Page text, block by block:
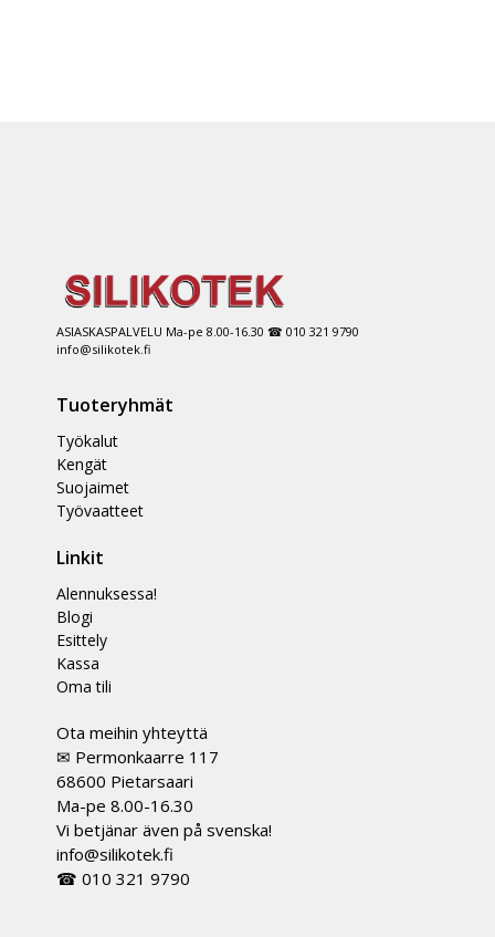
ASIASKASPALVELU Ma-pe 8.00-16.30 ☎ 010 321 9790
info@silikotek.fi
Tuoteryhmät
Työkalut
Kengät
Suojaimet
Työvaatteet
Linkit
Alennuksessa!
Blogi
Esittely
Kassa
Oma tili
Ota meihin yhteyttä
✉ Permonkaarre 117
68600 Pietarsaari
Ma-pe 8.00-16.30
Vi betjänar även på svenska!
info@silikotek.fi
☎ 010 321 9790